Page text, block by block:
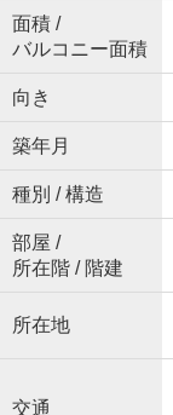
面積 /
バルコニー面積
向き
築年月
種別 / 構造
部屋 /
所在階 / 階建
所在地
交通